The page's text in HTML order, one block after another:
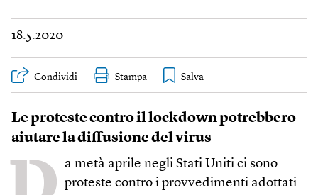
18.5.2020
Condividi Stampa
Le proteste contro il lockdown potrebbero
aiutare la diffusione del virus
a metà aprile negli Stati Uniti ci sono
proteste contro i provvedimenti adottati